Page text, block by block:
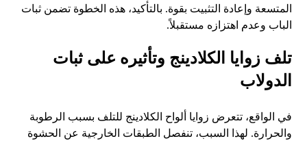
المتسعة وإعادة التثبيت بقوة. بالتأكيد، هذه الخطوة تضمن ثبات
الباب وعدم اهتزازه مستقبلاً.
تلف زوايا الكلادينج وتأثيره على ثبات
الدولاب
في الواقع، تتعرض زوايا ألواح الكلادينج للتلف بسبب الرطوبة
والحرارة. لهذا السبب، تنفصل الطبقات الخارجية عن الحشوة